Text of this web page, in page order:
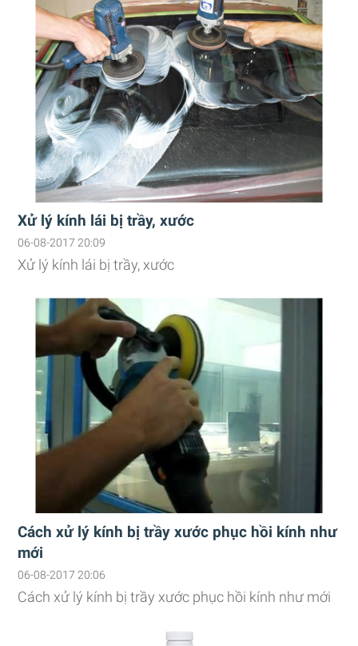
Xử lý kính lái bị trầy, xước
06-08-2017 20:09
Xử lý kính lái bị trầy, xước
Cách xử lý kính bị trầy xước phục hồi kính như
mới
06-08-2017 20:06
Cách xử lý kính bị trầy xước phục hồi kính như mới